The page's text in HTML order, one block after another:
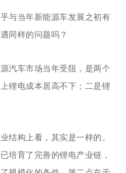
与当年新能源车发展之初有
同样的问题吗？
汽车市场当年受阻，是两个
锂电成本居高不下；二是锂
结构上看，其实是一样的。
培育了完善的锂电产业链，